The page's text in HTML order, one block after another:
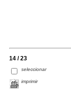
14 / 23
seleccionar
imprimir